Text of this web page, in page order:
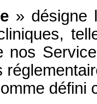
» désigne
nos
défini